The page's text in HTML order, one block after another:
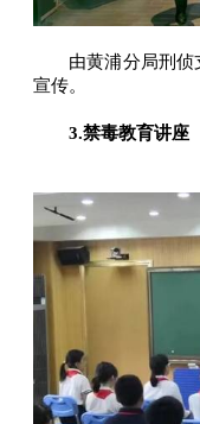
由黄浦分局刑侦
宣传。
3.禁毒教育讲座